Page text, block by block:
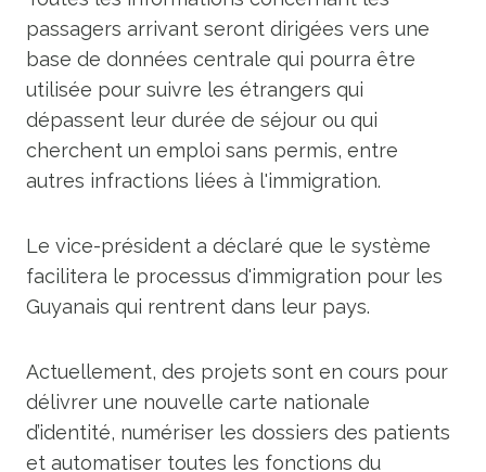
passagers arrivant seront dirigées vers une
base de données centrale qui pourra être
utilisée pour suivre les étrangers qui
dépassent leur durée de séjour ou qui
cherchent un emploi sans permis, entre
autres infractions liées à l'immigration.
Le vice-président a déclaré que le système
facilitera le processus d'immigration pour les
Guyanais qui rentrent dans leur pays.
Actuellement, des projets sont en cours pour
délivrer une nouvelle carte nationale
d’identité, numériser les dossiers des patients
et automatiser toutes les fonctions du